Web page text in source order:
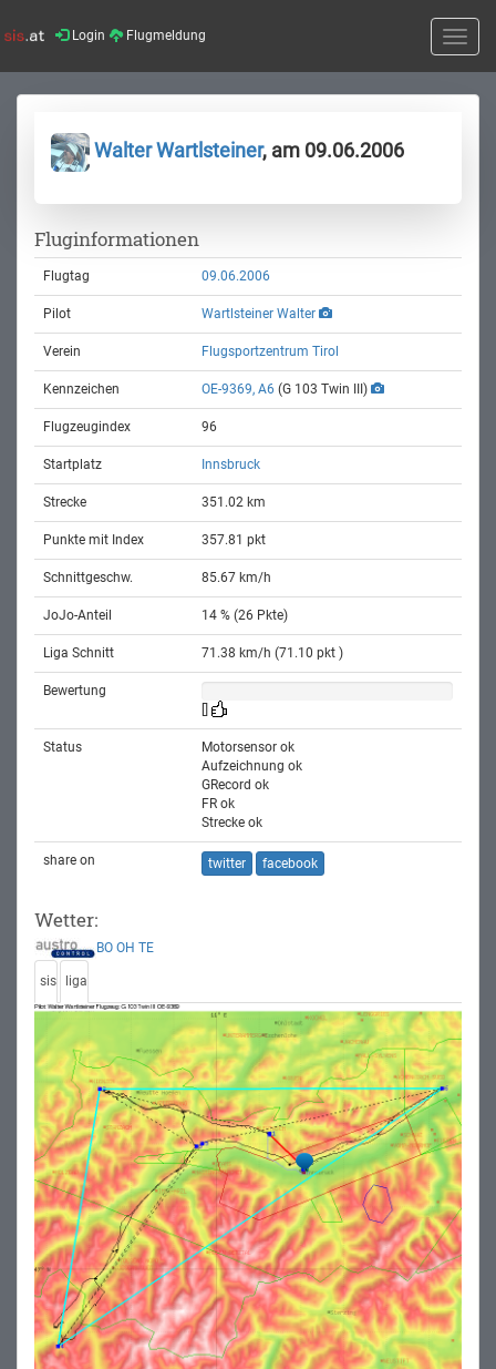
Login Flugmeldung
Toggle
Walter Wartlsteiner, am 09.06.2006
Fluginformationen
Flugtag 09.06.2006
Pilot Wartlsteiner Walter
Verein Flugsportzentrum Tirol
Kennzeichen OE-9369, A6 (G 103 Twin III)
Flugzeugindex 96
Startplatz Innsbruck
Strecke 351.02 km
Punkte mit Index 357.81 pkt
Schnittgeschw. 85.67 km/h
JoJo-Anteil 14 % (26 Pkte)
Liga Schnitt 71.38 km/h (71.10 pkt )
Bewertung
Status
Motorsensor ok
Aufzeichnung ok
GRecord ok
FR ok
Strecke ok
share on twitter facebook
Wetter:
BO OH TE
sis liga